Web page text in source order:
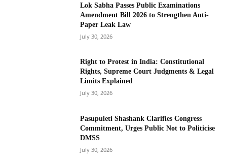
Lok Sabha Passes Public Examinations
Amendment Bill 2026 to Strengthen Anti-
Paper Leak Law
July 30, 2026
Right to Protest in India: Constitutional
Rights, Supreme Court Judgments & Legal
Limits Explained
July 30, 2026
Pasupuleti Shashank Clarifies Congress
Commitment, Urges Public Not to Politicise
DMSS
July 30, 2026